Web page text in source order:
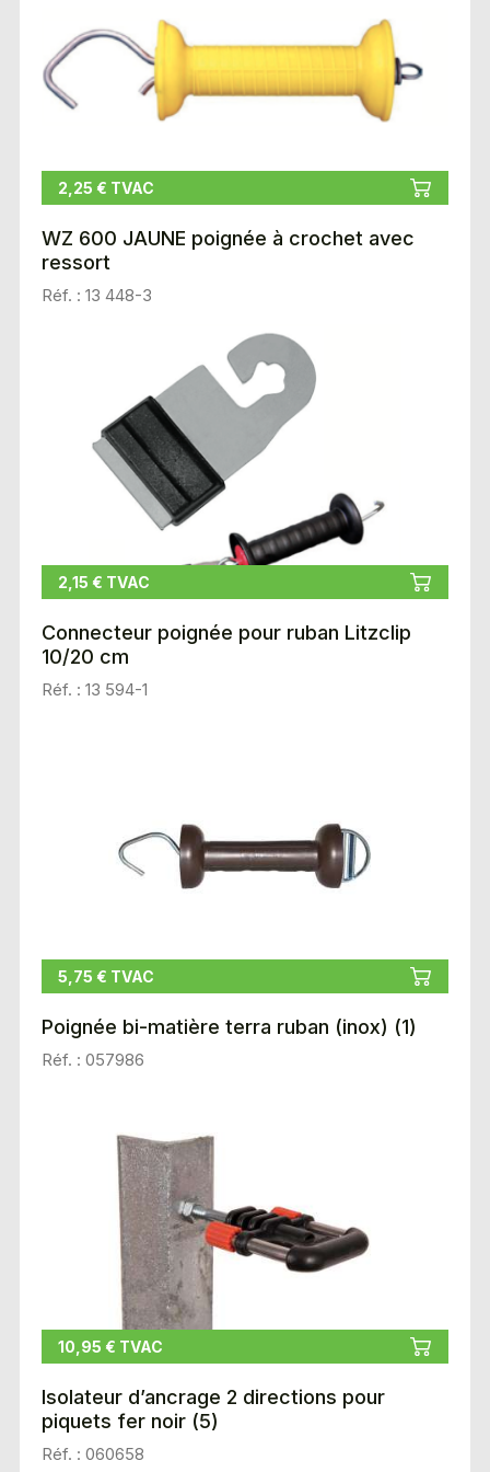
2,25 € TVAC
WZ 600 JAUNE poignée à crochet avec
ressort
Réf. : 13 448-3
2,15 € TVAC
Connecteur poignée pour ruban Litzclip
10/20 cm
Réf. : 13 594-1
5,75 € TVAC
Poignée bi-matière terra ruban (inox) (1)
Réf. : 057986
10,95 € TVAC
Isolateur d’ancrage 2 directions pour
piquets fer noir (5)
Réf. : 060658